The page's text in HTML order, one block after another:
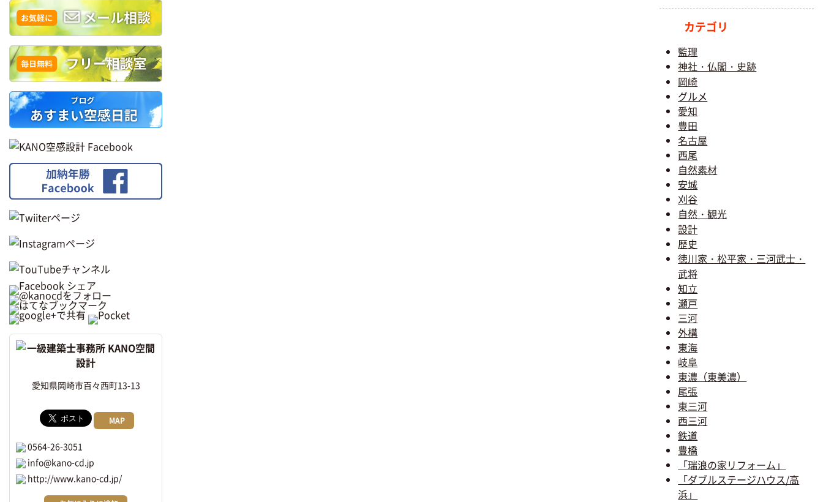
カテゴリ
監理
神社・仏閣・史跡
岡崎
グルメ
愛知
豊田
名古屋
西尾
自然素材
安城
刈谷
自然・観光
設計
歴史
徳川家・松平家・三河武士・
武将
知立
瀬戸
三河
外構
東海
岐阜
東濃（東美濃）
尾張
東三河
西三河
鉄道
豊橋
「瑞浪の家リフォーム」
「ダブルステージハウス/高
浜」
愛知県岡崎市百々西町13-13
MAP
0564-26-3051
info@kano-cd.jp
http://www.kano-cd.jp/